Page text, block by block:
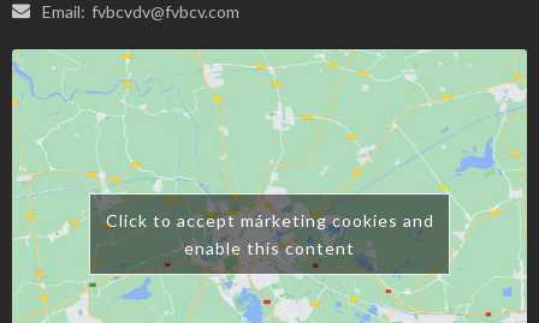
Email: fvbcvdv@fvbcv.com
Click to accept márketing cookies and
enable this content